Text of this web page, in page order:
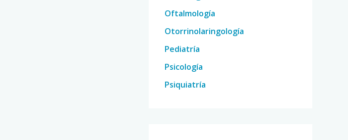
Oftalmología
Otorrinolaringología
Pediatría
Psicología
Psiquiatría